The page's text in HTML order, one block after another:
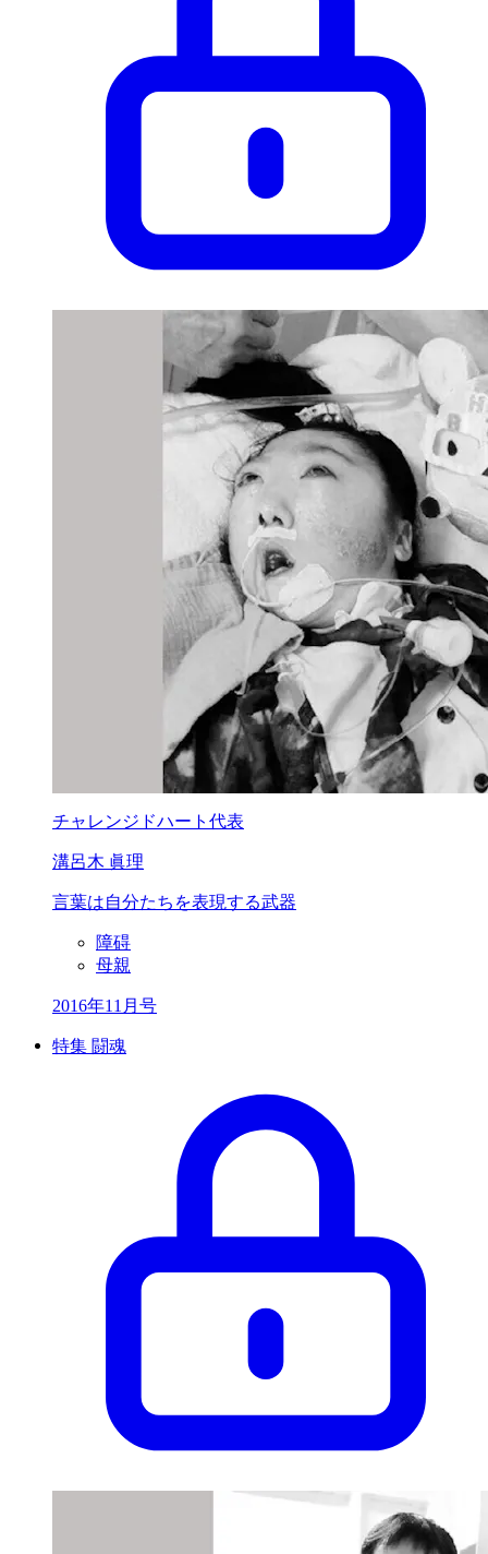
チャレンジドハート代表
溝呂木 眞理
言葉は自分たちを表現する武器
障碍
母親
2016年11月号
特集 闘魂